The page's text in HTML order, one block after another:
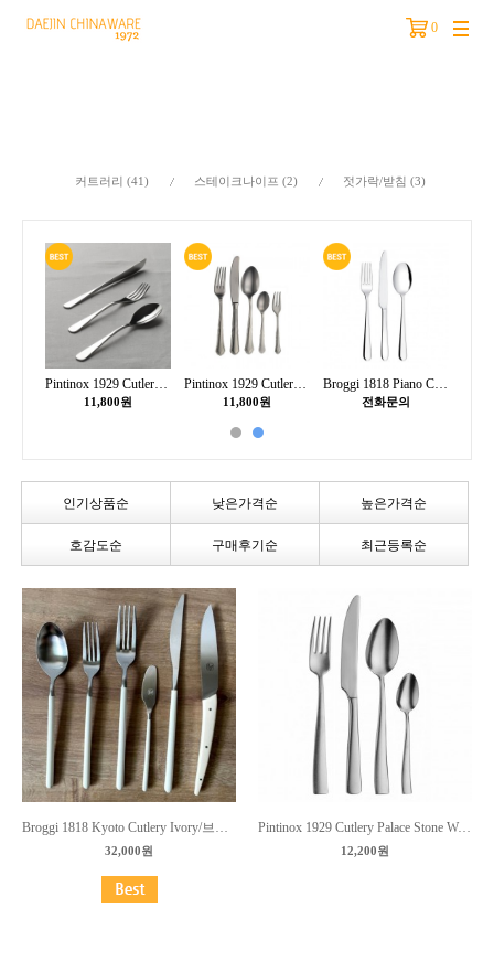
0
분류
커트러리 (41) 스테이크나이프 (2) 젓가락/받침 (3)
Pintinox 1929 Cutlery Audrey/핀티녹스 커트러리 오드리
11,800원
Pintinox 1929 Cutlery Settecento Stone Washed/핀티녹스 커트러리 세테첸토 스톤워시
11,800원
Broggi 1818 Piano Cutlery/브로기 커트러리 피아노
전화문의
인기상품순 낮은가격순 높은가격순
호감도순 구매후기순 최근등록순
Broggi 1818 Kyoto Cutlery Ivory/브로기 커트러리 교토 아이보리
32,000원
Pintinox 1929 Cutlery Palace Stone Washed/핀티녹스 커트러리 팔래스 스톤워시
12,200원